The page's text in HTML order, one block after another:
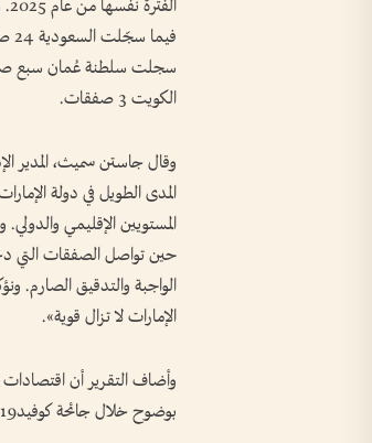
الكويت 3 صفقات.
وقال جاستن سميث، المدير
المدى الطويل في دولة
المستويين الإقليمي
حين تواصل الصفقات التي
الواجبة والتدقيق الصارم.
الإمارات لا تزال قوية».
وأضاف التقرير أن
بوضوح خلال جائحة كوفيد19، ويواصل دعم ثقة المستثمرين في المنطقة.